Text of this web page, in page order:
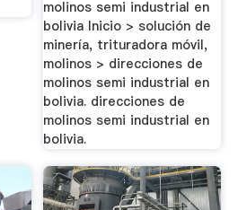
molinos semi industrial en
bolivia Inicio > solución de
minería, trituradora móvil,
molinos > direcciones de
molinos semi industrial en
bolivia. direcciones de
molinos semi industrial en
bolivia.